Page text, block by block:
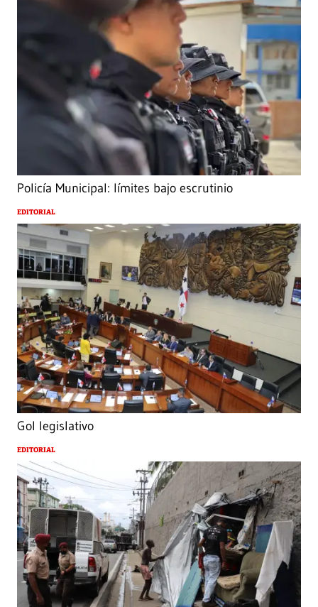
Policía Municipal: límites bajo escrutinio
EDITORIAL
Gol legislativo
EDITORIAL